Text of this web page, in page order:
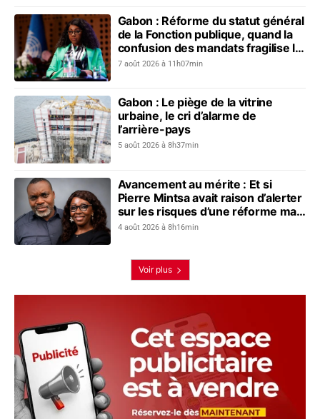
Gabon : Réforme du statut général
de la Fonction publique, quand la
confusion des mandats fragilise le
dialogue social
7 août 2026 à 11h07min
Gabon : Le piège de la vitrine
urbaine, le cri d’alarme de
l’arrière-pays
5 août 2026 à 8h37min
Avancement au mérite : Et si
Pierre Mintsa avait raison d’alerter
sur les risques d’une réforme mal
préparée ?
4 août 2026 à 8h16min
Voir plus